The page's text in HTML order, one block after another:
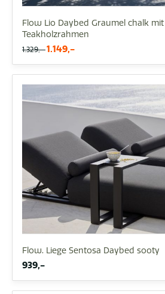
Flow Lio Daybed Graumel chalk mit
Teakholzrahmen
1.329,- 1.149,-
Flow. Liege Sentosa Daybed sooty
939,-